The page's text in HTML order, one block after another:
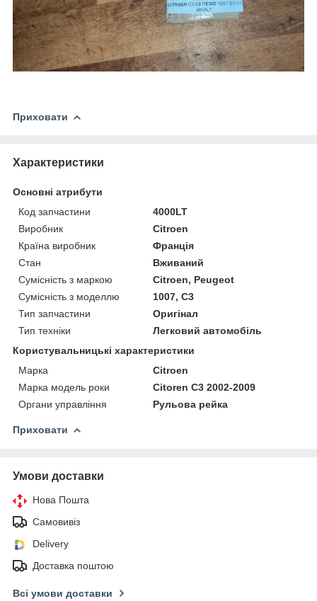
Приховати
Характеристики
Основні атрибути
Код запчастини
4000LT
Виробник
Citroen
Країна виробник
Франція
Стан
Вживаний
Сумісність з маркою
Citroen, Peugeot
Сумісність з моделлю
1007, C3
Тип запчастини
Оригінал
Тип техніки
Легковий автомобіль
Користувальницькі характеристики
Марка
Citroen
Марка модель роки
Citoren C3 2002-2009
Органи управління
Рульова рейка
Приховати
Умови доставки
Нова Пошта
Самовивіз
Delivery
Доставка поштою
Всі умови доставки